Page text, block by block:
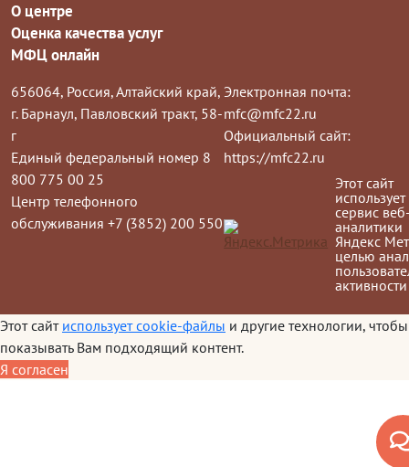
О центре
Оценка качества услуг
МФЦ онлайн
656064, Россия, Алтайский край,
г. Барнаул, Павловский тракт, 58-
г
Единый федеральный номер 8
800 775 00 25
Центр телефонного
обслуживания +7 (3852) 200 550
Электронная почта:
mfc@mfc22.ru
Официальный сайт:
https://mfc22.ru
Этот сайт
использует
сервис
аналитики
Яндекс
целью
активности
Этот сайт использует cookie-файлы и другие технологии, чтобы
показывать Вам подходящий контент.
Я согласен